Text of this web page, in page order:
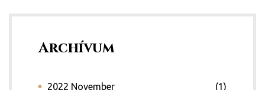
Archívum
2022 November (1)